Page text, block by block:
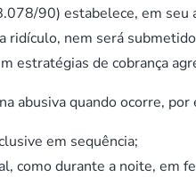
90) estabelece, em
nem será
estratégias de cobrança
abusiva quando ocorre, por
em sequência;
como durante a noite, em